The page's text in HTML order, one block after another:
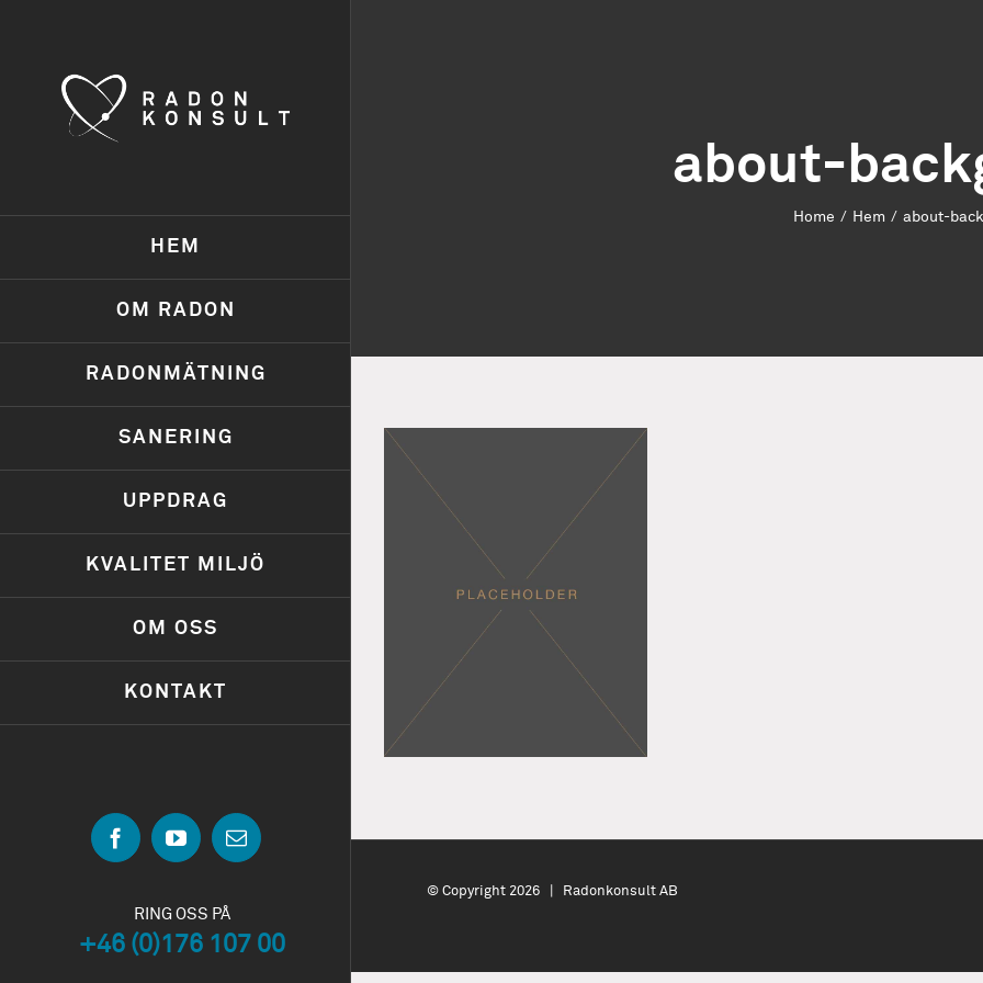
HEM
OM RADON
RADONMÄTNING
SANERING
UPPDRAG
KVALITET MILJÖ
OM OSS
KONTAKT
FacebookYouTubeEmail
RING OSS PÅ
+46 (0)176 107 00
about-
Home / Hem / about-
© Copyright 2026 | Radonkonsult AB